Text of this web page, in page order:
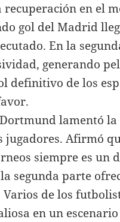
en el
gol del Madrid
En la
generando
definitivo de los
lamentó
jugadores. Afirmó
siempre es un
segunda parte
de los
en un